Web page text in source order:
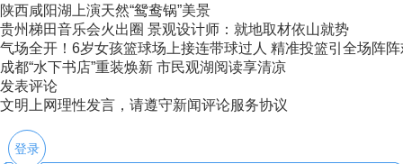
陕西咸阳湖上演天然“鸳鸯锅”美景
贵州梯田音乐会火出圈 景观设计师：就地取材依山就势
气场全开！6岁女孩篮球场上接连带球过人 精准投篮引全场阵
成都“水下书店”重装焕新 市民观湖阅读享清凉
发表评论
文明上网理性发言，请遵守新闻评论服务协议
登录